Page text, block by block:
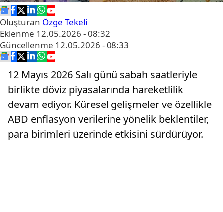
Oluşturan Özge Tekeli
Eklenme 12.05.2026 - 08:32
Güncellenme 12.05.2026 - 08:33
12 Mayıs 2026 Salı günü sabah saatleriyle
birlikte döviz piyasalarında hareketlilik
devam ediyor. Küresel gelişmeler ve özellikle
ABD enflasyon verilerine yönelik beklentiler,
para birimleri üzerinde etkisini sürdürüyor.